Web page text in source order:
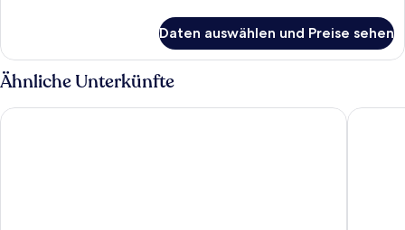
Single
Room
Daten auswählen und Preise sehen
Ähnliche Unterkünfte
Premier Inn Hannover City University YORS